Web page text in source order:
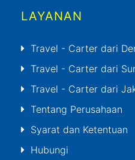
LAYANAN
Travel - Carter dari
Travel - Carter dari
Travel - Carter dari
Tentang Perusahaan
Syarat dan Ketentuan
Hubungi